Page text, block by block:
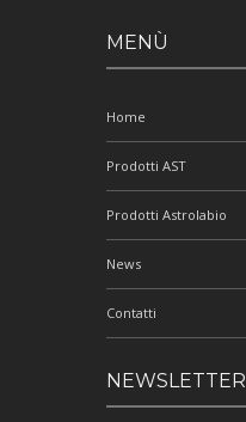
MENÙ
Home
Prodotti AST
Prodotti Astrolabio
News
Contatti
NEWSLETTER